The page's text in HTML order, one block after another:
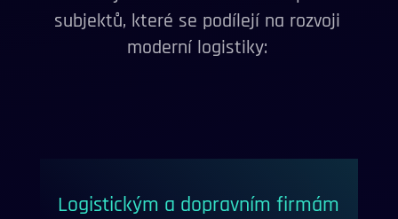
subjektů, které se podílejí na rozvoji
moderní logistiky:
Logistickým a dopravním firmám